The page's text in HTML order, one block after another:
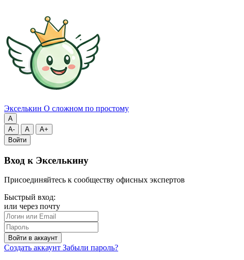
Экселькин О сложном по простому
A
A-
A
A+
Войти
Вход к Экселькину
Присоединяйтесь к сообществу офисных экспертов
Быстрый вход:
или через почту
Войти в аккаунт
Создать аккаунт Забыли пароль?